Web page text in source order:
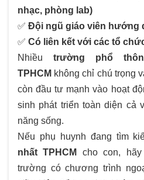
nhạc, phòng lab)
✅ Đội ngũ giáo viên hướng
✅ Có liên kết với các tổ
Nhiều trường phổ
TPHCM không chỉ chú trọng
còn đầu tư mạnh vào hoạt
sinh phát triển toàn diện cả
năng sống.
Nếu phụ huynh đang tìm
nhất TPHCM
cho con,
trường có chương trình